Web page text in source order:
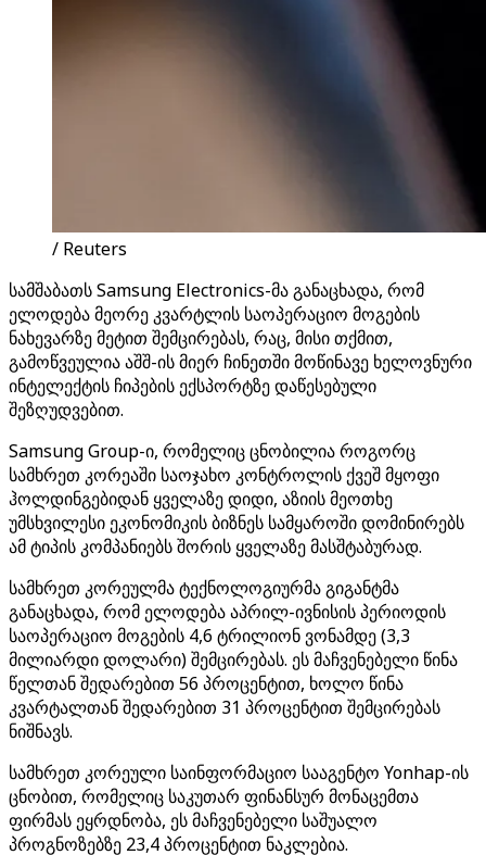
/ Reuters
სამშაბათს Samsung Electronics-მა განაცხადა, რომ
ელოდება მეორე კვარტლის საოპერაციო მოგების
ნახევარზე მეტით შემცირებას, რაც, მისი თქმით,
გამოწვეულია აშშ-ის მიერ ჩინეთში მოწინავე ხელოვნური
ინტელექტის ჩიპების ექსპორტზე დაწესებული
შეზღუდვებით.
Samsung Group-ი, რომელიც ცნობილია როგორც
სამხრეთ კორეაში საოჯახო კონტროლის ქვეშ მყოფი
ჰოლდინგებიდან ყველაზე დიდი, აზიის მეოთხე
უმსხვილესი ეკონომიკის ბიზნეს სამყაროში დომინირებს
ამ ტიპის კომპანიებს შორის ყველაზე მასშტაბურად.
სამხრეთ კორეულმა ტექნოლოგიურმა გიგანტმა
განაცხადა, რომ ელოდება აპრილ-ივნისის პერიოდის
საოპერაციო მოგების 4,6 ტრილიონ ვონამდე (3,3
მილიარდი დოლარი) შემცირებას. ეს მაჩვენებელი წინა
წელთან შედარებით 56 პროცენტით, ხოლო წინა
კვარტალთან შედარებით 31 პროცენტით შემცირებას
ნიშნავს.
სამხრეთ კორეული საინფორმაციო სააგენტო Yonhap-ის
ცნობით, რომელიც საკუთარ ფინანსურ მონაცემთა
ფირმას ეყრდნობა, ეს მაჩვენებელი საშუალო
პროგნოზებზე 23,4 პროცენტით ნაკლებია.